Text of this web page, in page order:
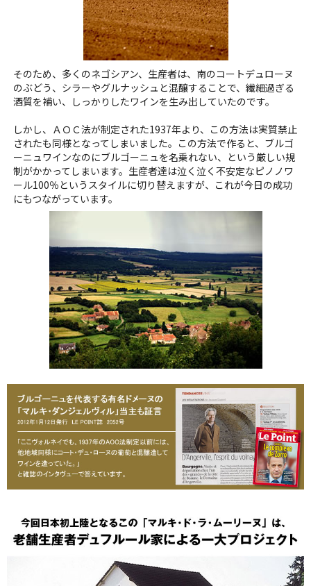
そのため、多くのネゴシアン、生産者は、南のコートデュローヌ
のぶどう、シラーやグルナッシュと混醸することで、繊細過ぎる
酒質を補い、しっかりしたワインを生み出していたのです。
しかし、ＡＯＣ法が制定された1937年より、この方法は実質禁止
されたも同様となってしまいました。この方法で作ると、ブルゴ
ーニュワインなのにブルゴーニュを名乗れない、という厳しい規
制がかかってしまいます。生産者達は泣く泣く不安定なピノノワ
ール100％というスタイルに切り替えますが、これが今日の成功
にもつながっています。